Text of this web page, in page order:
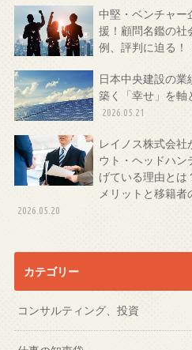
中堅・ベンチャー
援！顧問名鑑の社
例、評判に迫る！
日本中央建設の
築く「幸せ」を軸
2026.05.21
レイノス株式会社
ウト・ヘッドハン
げている理由とは
メリットと移籍者
2026.05.20
カテゴリー
コンサルティング、投資